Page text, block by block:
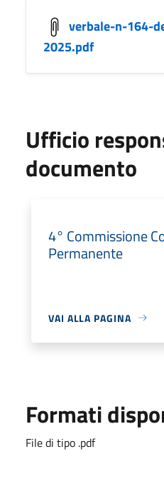
verbale-n-164-
2025.pdf
Ufficio
documento
4° Commissione
Permanente
VAI ALLA PAGINA
Formati
File di tipo .pdf